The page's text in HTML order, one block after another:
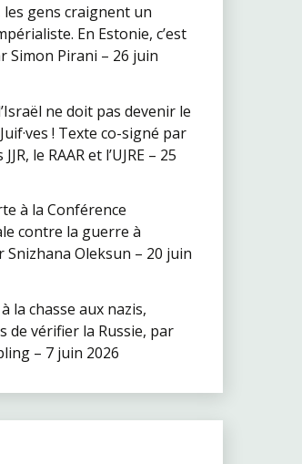
les gens craignent un
En Estonie, c’est
Simon Pirani – 26 juin
ne doit pas devenir le
! Texte co-signé par
le RAAR et l’UJRE – 25
à la Conférence
contre la guerre à
Snizhana Oleksun – 20 juin
la chasse aux nazis,
de vérifier la Russie, par
– 7 juin 2026